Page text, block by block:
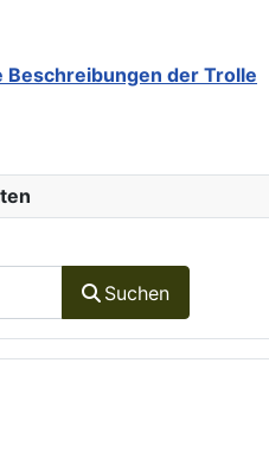
der Trolle
Suchen